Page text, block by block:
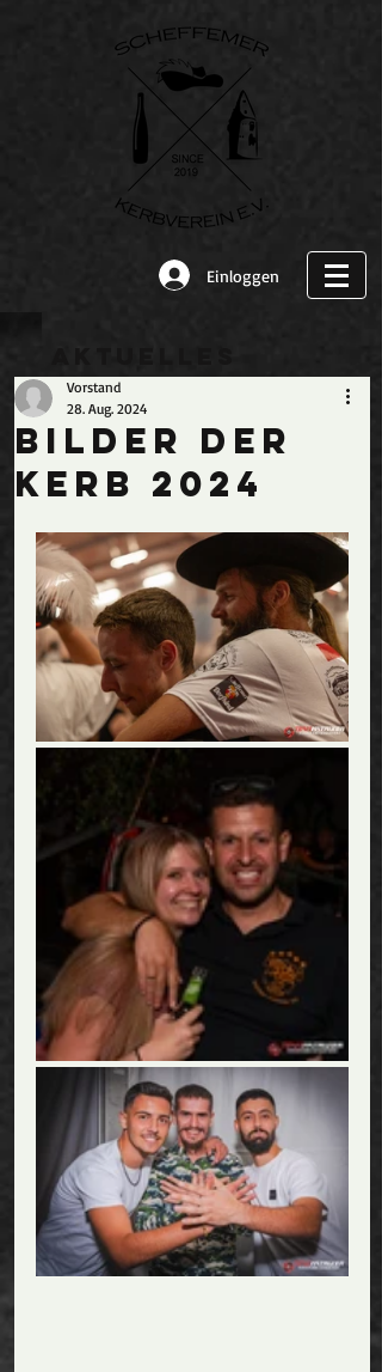
Einloggen
Bilder der
Kerb 2024
Vorstand
28. Aug. 2024